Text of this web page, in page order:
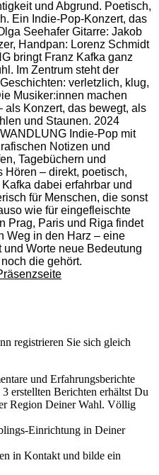
und Abgrund. Poetisch,
Ein Indie-Pop-Konzert, das
Seehafer Gitarre: Jakob
Handpan: Lorenz Schmidt
bringt Franz Kafka ganz
Im Zentrum steht der
verletzlich, klug,
Musiker:innen machen
als Konzert, das bewegt, als
und Staunen. 2024
Indie-Pop mit
Notizen und
Tagebüchern und
Hören – direkt, poetisch,
dabei erfahrbar und
für Menschen, die sonst
wie für eingefleischte
Prag, Paris und Riga findet
Weg in den Harz – eine
Worte neue Bedeutung
die gehört.
registrieren Sie sich gleich
und Erfahrungsberichte
erstellten Berichten erhältst Du
Region Deiner Wahl. Völlig
Einrichtung in Deiner
in Kontakt und bilde ein